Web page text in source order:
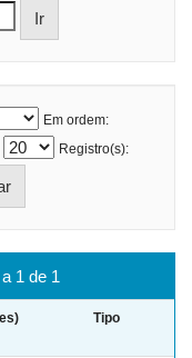
Em ordem:
Registro(s):
1 de 1
Tipo